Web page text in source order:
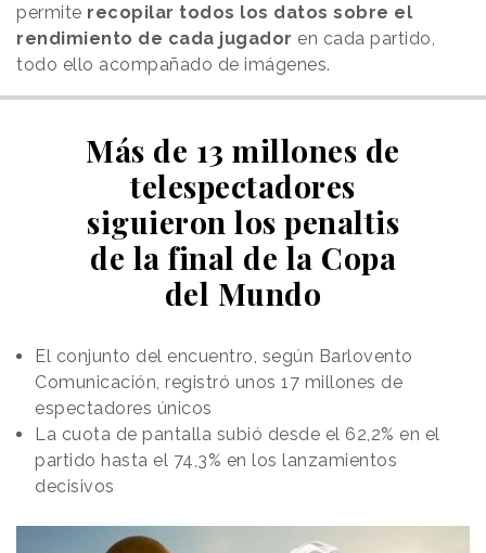
permite recopilar todos los datos sobre el
rendimiento de cada jugador en cada partido,
todo ello acompañado de imágenes.
Más de 13 millones de
telespectadores
siguieron los penaltis
de la final de la Copa
del Mundo
El conjunto del encuentro, según Barlovento
Comunicación, registró unos 17 millones de
espectadores únicos
La cuota de pantalla subió desde el 62,2% en el
partido hasta el 74,3% en los lanzamientos
decisivos